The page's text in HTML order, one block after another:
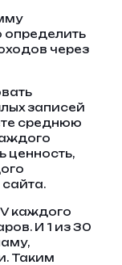
определить
через
записей
среднюю
ценность,
каждого
И 1 из 30
Таким